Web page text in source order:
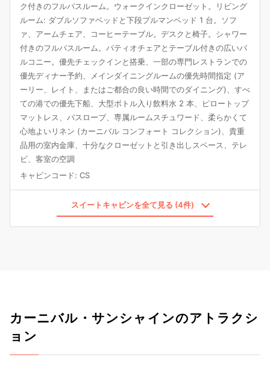
ク付きのフルバスルーム。ウォークインクローゼット。リビング
ルーム: ダブルソファベッドと下段プルマンベッド 1 台。ソフ
ァ、アームチェア、コーヒーテーブル。デスクと椅子。シャワー
付きのフルバスルーム。パティオチェアとテーブル付きの広いバ
ルコニー。優先チェックインと搭乗、一部の専門レストランでの
優先ディナー予約、メインダイニングルームの優先時間指定 (ア
ーリー、レイト、またはご都合の良い時間でのダイニング)、すべ
ての港での優先下船、大型ボトル入り飲料水 2 本、ピロートップ
マットレス、バスローブ、専属ルームスチュワード、柔らかくて
心地よいリネン (カーニバル コンフォート コレクション)、貴重
品用の室内金庫、十分なクローゼットと引き出しスペース、テレ
ビ、客室の空調
キャビンコード: CS
スイートキャビンを全て見る (4件)
カーニバル・サンシャインのアトラクシ
ョン